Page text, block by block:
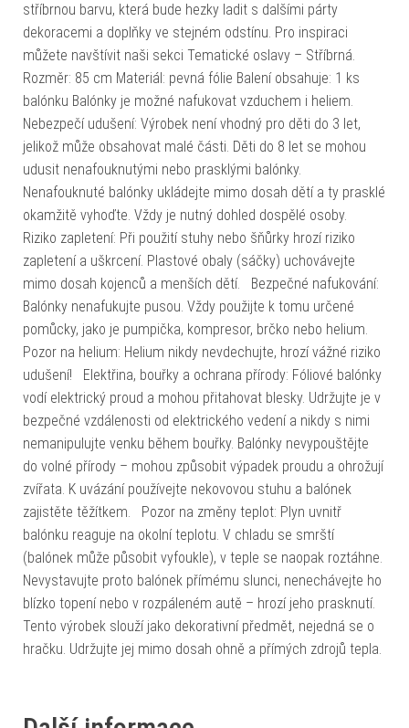
stříbrnou barvu, která bude hezky ladit s dalšími párty
dekoracemi a doplňky ve stejném odstínu. Pro inspiraci
můžete navštívit naši sekci Tematické oslavy – Stříbrná.
Rozměr: 85 cm Materiál: pevná fólie Balení obsahuje: 1 ks
balónku Balónky je možné nafukovat vzduchem i heliem.
Nebezpečí udušení: Výrobek není vhodný pro děti do 3 let,
jelikož může obsahovat malé části. Děti do 8 let se mohou
udusit nenafouknutými nebo prasklými balónky.
Nenafouknuté balónky ukládejte mimo dosah dětí a ty prasklé
okamžitě vyhoďte. Vždy je nutný dohled dospělé osoby.
Riziko zapletení: Při použití stuhy nebo šňůrky hrozí riziko
zapletení a uškrcení. Plastové obaly (sáčky) uchovávejte
mimo dosah kojenců a menších dětí. Bezpečné nafukování:
Balónky nenafukujte pusou. Vždy použijte k tomu určené
pomůcky, jako je pumpička, kompresor, brčko nebo helium.
Pozor na helium: Helium nikdy nevdechujte, hrozí vážné riziko
udušení! Elektřina, bouřky a ochrana přírody: Fóliové balónky
vodí elektrický proud a mohou přitahovat blesky. Udržujte je v
bezpečné vzdálenosti od elektrického vedení a nikdy s nimi
nemanipulujte venku během bouřky. Balónky nevypouštějte
do volné přírody – mohou způsobit výpadek proudu a ohrožují
zvířata. K uvázání používejte nekovovou stuhu a balónek
zajistěte těžítkem. Pozor na změny teplot: Plyn uvnitř
balónku reaguje na okolní teplotu. V chladu se smrští
(balónek může působit vyfoukle), v teple se naopak roztáhne.
Nevystavujte proto balónek přímému slunci, nenechávejte ho
blízko topení nebo v rozpáleném autě – hrozí jeho prasknutí.
Tento výrobek slouží jako dekorativní předmět, nejedná se o
hračku. Udržujte jej mimo dosah ohně a přímých zdrojů tepla.